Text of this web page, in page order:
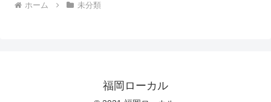
ホーム 未分類
福岡ローカル